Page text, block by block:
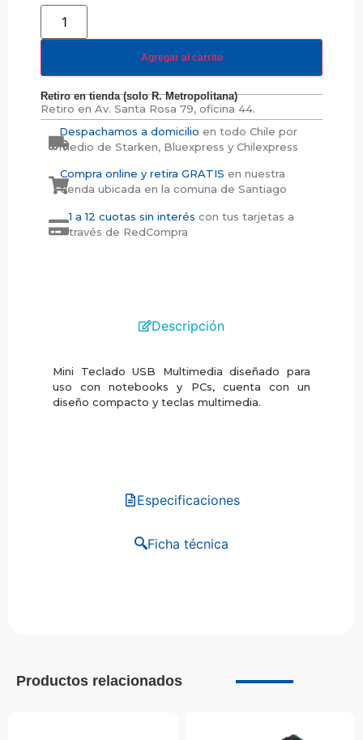
Agregar al carrito
Retiro en tienda (solo R. Metropolitana)
Retiro en Av. Santa Rosa 79, oficina 44.
Despachamos a domicilio en todo Chile por
medio de Starken, Bluexpress y Chilexpress
Compra online y retira GRATIS en nuestra
tienda ubicada en la comuna de Santiago
1 a 12 cuotas sin interés con tus tarjetas a
través de RedCompra
Descripción
Especificaciones
Ficha técnica
Mini Teclado USB Multimedia diseñado para
uso con notebooks y PCs, cuenta con un
diseño compacto y teclas multimedia.
Productos relacionados